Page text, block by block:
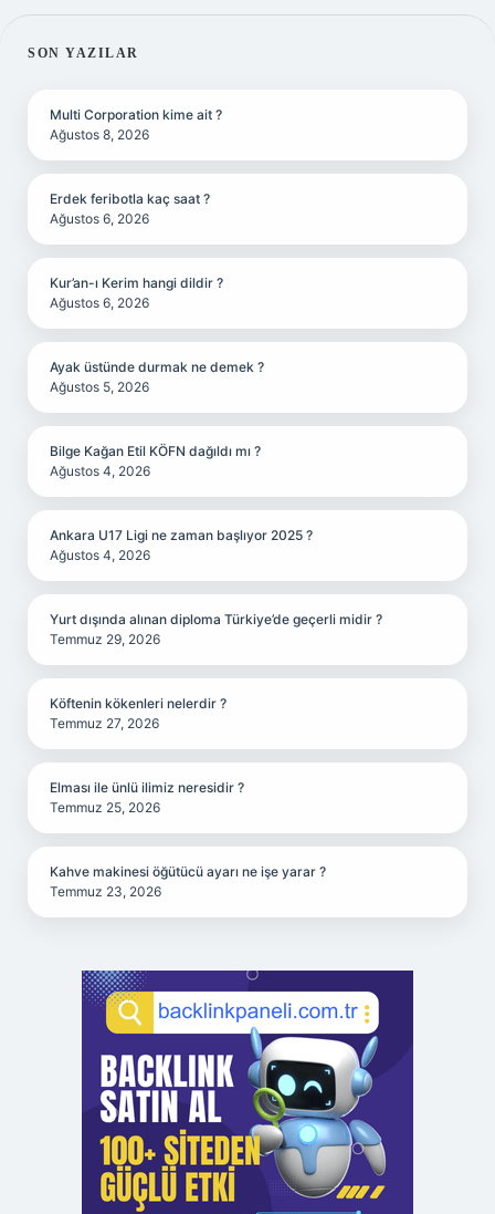
SIDEBAR
SON YAZILAR
Multi Corporation kime ait ?
Ağustos 8, 2026
Erdek feribotla kaç saat ?
Ağustos 6, 2026
Kur’an-ı Kerim hangi dildir ?
Ağustos 6, 2026
Ayak üstünde durmak ne demek ?
Ağustos 5, 2026
Bilge Kağan Etil KÖFN dağıldı mı ?
Ağustos 4, 2026
Ankara U17 Ligi ne zaman başlıyor 2025 ?
Ağustos 4, 2026
Yurt dışında alınan diploma Türkiye’de geçerli midir ?
Temmuz 29, 2026
Köftenin kökenleri nelerdir ?
Temmuz 27, 2026
Elması ile ünlü ilimiz neresidir ?
Temmuz 25, 2026
Kahve makinesi öğütücü ayarı ne işe yarar ?
Temmuz 23, 2026